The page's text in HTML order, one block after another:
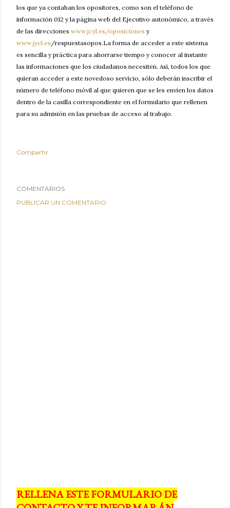
los que ya contaban los opositores, como son el teléfono de
información 012 y la página web del Ejecutivo autonómico, a través
de las direcciones www.jcyl.es/oposiciones y
www.jycl.es /respuestasopos.La forma de acceder a este sistema
es sencilla y práctica para ahorrarse tiempo y conocer al instante
las informaciones que los ciudadanos necesiten. Así, todos los que
quieran acceder a este novedoso servicio, sólo deberán inscribir el
número de teléfono móvil al que quieren que se les envíen los datos
dentro de la casilla correspondiente en el formulario que rellenen
para su admisión en las pruebas de acceso al trabajo.
Compartir
COMENTARIOS
PUBLICAR UN COMENTARIO
RELLENA ESTE FORMULARIO DE